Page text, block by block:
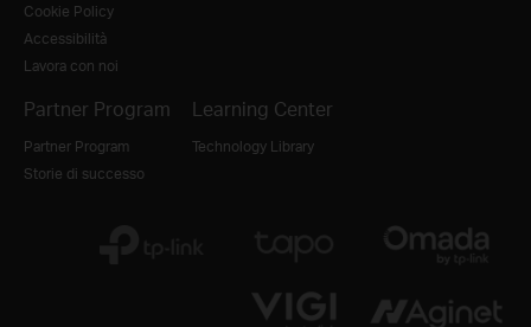
Cookie Policy
Accessibilità
Lavora con noi
Partner Program
Partner Program
Storie di successo
Learning Center
Technology Library